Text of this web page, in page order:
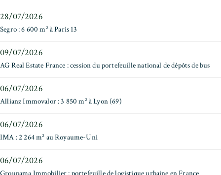
28/07/2026
Segro : 6 600 m² à Paris 13
09/07/2026
AG Real Estate France : cession du portefeuille national de dépôts de bus
06/07/2026
Allianz Immovalor : 3 850 m² à Lyon (69)
06/07/2026
IMA : 2 264 m² au Royaume-Uni
06/07/2026